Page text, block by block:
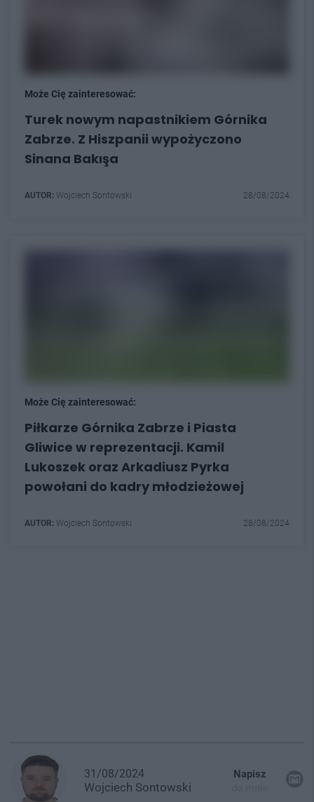
Może Cię zainteresować:
Turek nowym napastnikiem Górnika
Zabrze. Z Hiszpanii wypożyczono
Sinana Bakışa
AUTOR: Wojciech Sontowski 28/08/2024
Może Cię zainteresować:
Piłkarze Górnika Zabrze i Piasta
Gliwice w reprezentacji. Kamil
Lukoszek oraz Arkadiusz Pyrka
powołani do kadry młodzieżowej
AUTOR: Wojciech Sontowski 28/08/2024
31/08/2024
Wojciech Sontowski
Napisz